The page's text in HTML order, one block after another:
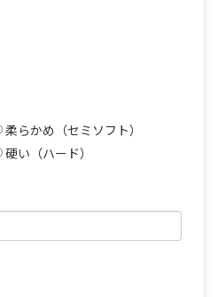
柔らかめ（セミソフト）
硬い（ハード）